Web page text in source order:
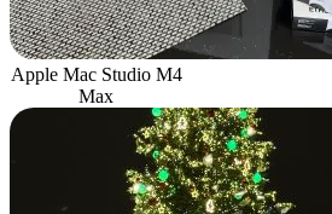
Apple Mac Studio M4
Max